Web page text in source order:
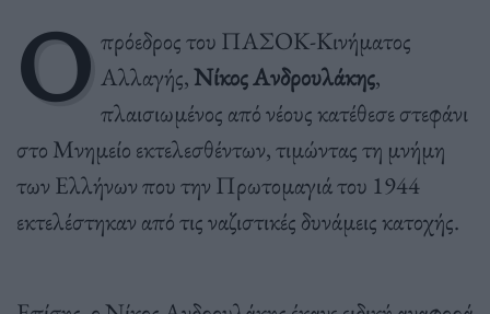
Ο πρόεδρος του ΠΑΣΟΚ-Κινήματος
Αλλαγής,Νίκος Ανδρουλάκης,
πλαισιωμένος από νέους κατέθεσε στεφάνι
στο Μνημείο εκτελεσθέντων, τιμώντας τη μνήμη
των Ελλήνων που την Πρωτομαγιά του 1944
εκτελέστηκαν από τις ναζιστικές δυνάμεις κατοχής.